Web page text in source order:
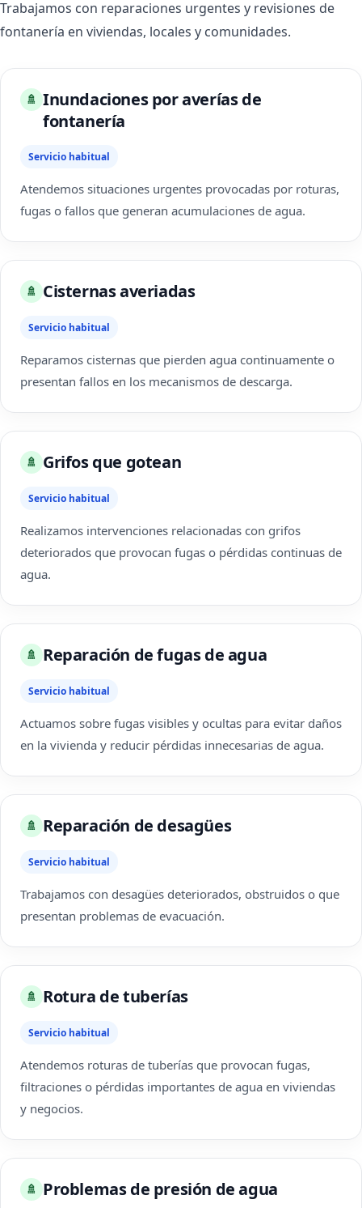
Trabajamos con reparaciones urgentes y revisiones de
fontanería en viviendas, locales y comunidades.
🚿 Inundaciones por averías de
fontanería
Servicio habitual
Atendemos situaciones urgentes provocadas por roturas,
fugas o fallos que generan acumulaciones de agua.
🚿 Cisternas averiadas
Servicio habitual
Reparamos cisternas que pierden agua continuamente o
presentan fallos en los mecanismos de descarga.
🚿 Grifos que gotean
Servicio habitual
Realizamos intervenciones relacionadas con grifos
deteriorados que provocan fugas o pérdidas continuas de
agua.
🚿 Reparación de fugas de agua
Servicio habitual
Actuamos sobre fugas visibles y ocultas para evitar daños
en la vivienda y reducir pérdidas innecesarias de agua.
🚿 Reparación de desagües
Servicio habitual
Trabajamos con desagües deteriorados, obstruidos o que
presentan problemas de evacuación.
🚿 Rotura de tuberías
Servicio habitual
Atendemos roturas de tuberías que provocan fugas,
filtraciones o pérdidas importantes de agua en viviendas
y negocios.
🚿 Problemas de presión de agua